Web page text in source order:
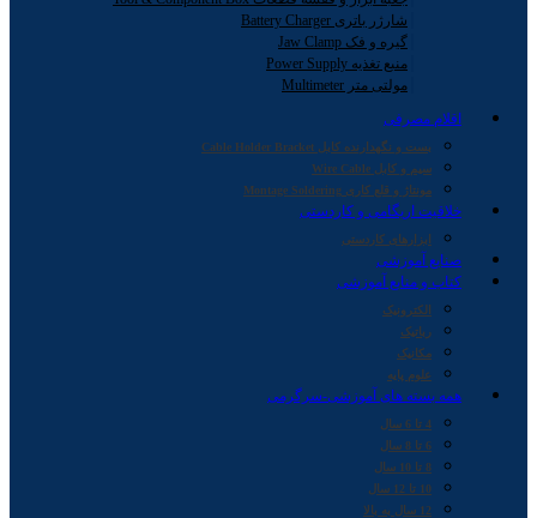
شارژر باتری Battery Charger
گیره و فک Jaw Clamp
منبع تغذیه Power Supply
مولتی متر Multimeter
اقلام مصرفی
بست و نگهدارنده کابل Cable Holder Bracket
سیم و کابل Wire Cable
مونتاژ و قلع کاری Montage Soldering
خلاقیت اریگامی و کاردستی
ابزارهای کاردستی
صنایع آموزشی
کتاب و منابع آموزشی
الکترونیک
رباتیک
مکانیک
علوم پایه
همه بسته های آموزشی-سرگرمی
4 تا 6 سال
6 تا 8 سال
8 تا 10 سال
10 تا 12 سال
12 سال به بالا